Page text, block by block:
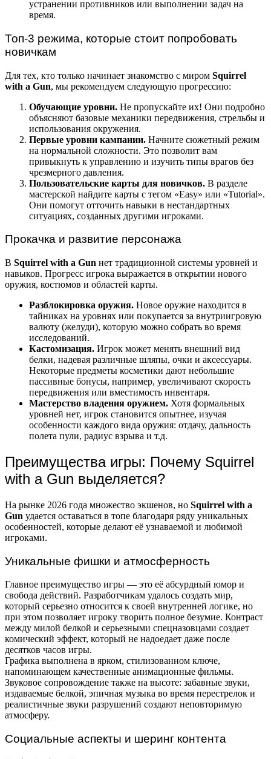
устранении противников или выполнении задач на
время.
Топ-3 режима, которые стоит попробовать
новичкам
Для тех, кто только начинает знакомство с миром Squirrel
with a Gun, мы рекомендуем следующую прогрессию:
Обучающие уровни. Не пропускайте их! Они подробно
объясняют базовые механики передвижения, стрельбы и
использования окружения.
Первые уровни кампании. Начните сюжетный режим
на нормальной сложности. Это позволит вам
привыкнуть к управлению и изучить типы врагов без
чрезмерного давления.
Пользовательские карты для новичков. В разделе
мастерской найдите карты с тегом «Easy» или «Tutorial».
Они помогут отточить навыки в нестандартных
ситуациях, созданных другими игроками.
Прокачка и развитие персонажа
В Squirrel with a Gun нет традиционной системы уровней и
навыков. Прогресс игрока выражается в открытии нового
оружия, костюмов и областей карты.
Разблокировка оружия. Новое оружие находится в
тайниках на уровнях или покупается за внутриигровую
валюту (желуди), которую можно собрать во время
исследований.
Кастомизация. Игрок может менять внешний вид
белки, надевая различные шляпы, очки и аксессуары.
Некоторые предметы косметики дают небольшие
пассивные бонусы, например, увеличивают скорость
передвижения или вместимость инвентаря.
Мастерство владения оружием. Хотя формальных
уровней нет, игрок становится опытнее, изучая
особенности каждого вида оружия: отдачу, дальность
полета пули, радиус взрыва и т.д.
Преимущества игры: Почему Squirrel
with a Gun выделяется?
На рынке 2026 года множество экшенов, но Squirrel with a
Gun удается оставаться в топе благодаря ряду уникальных
особенностей, которые делают её узнаваемой и любимой
игроками.
Уникальные фишки и атмосферность
Главное преимущество игры — это её абсурдный юмор и
свобода действий. Разработчикам удалось создать мир,
который серьезно относится к своей внутренней логике, но
при этом позволяет игроку творить полное безумие. Контраст
между милой белкой и серьезными спецназовцами создает
комический эффект, который не надоедает даже после
десятков часов игры.
Графика выполнена в ярком, стилизованном ключе,
напоминающем качественные анимационные фильмы.
Звуковое сопровождение также на высоте: забавные звуки,
издаваемые белкой, эпичная музыка во время перестрелок и
реалистичные звуки разрушений создают неповторимую
атмосферу.
Социальные аспекты и шеринг контента